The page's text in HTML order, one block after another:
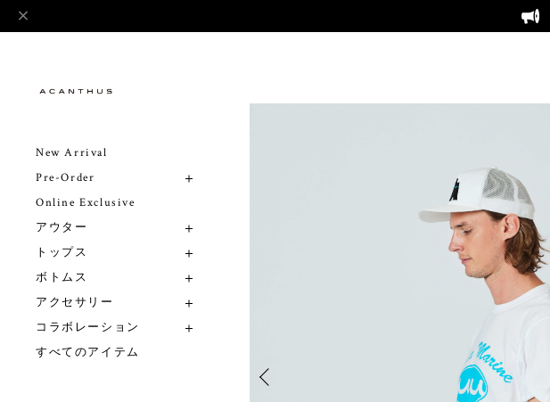
New Arrival
Pre-Order
Online Exclusive
アウター
トップス
ボトムス
アクセサリー
コラボレーション
すべてのアイテム